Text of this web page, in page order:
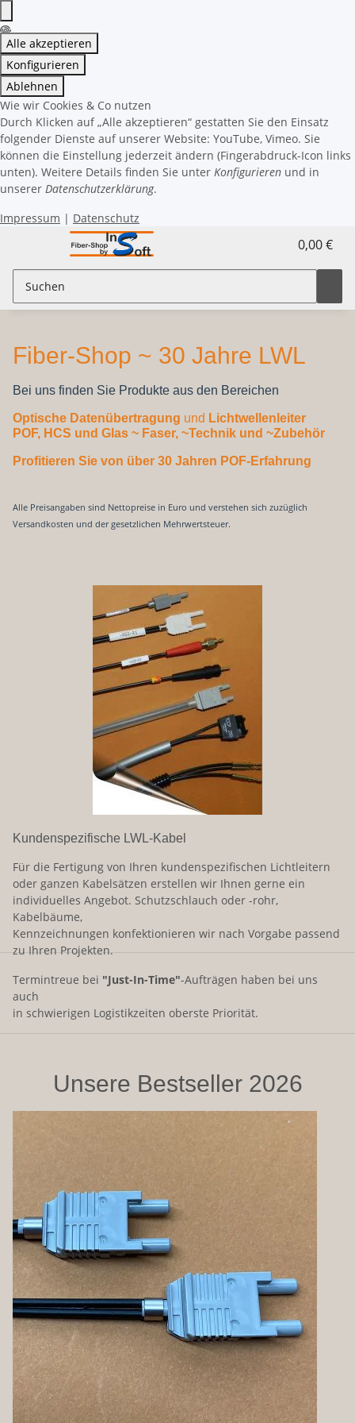
Alle akzeptieren
Konfigurieren
Ablehnen
Wie wir Cookies & Co nutzen
Durch Klicken auf „Alle akzeptieren“ gestatten Sie den Einsatz
folgender Dienste auf unserer Website: YouTube, Vimeo. Sie
können die Einstellung jederzeit ändern (Fingerabdruck-Icon links
unten). Weitere Details finden Sie unter Konfigurieren und in
unserer Datenschutzerklärung.
Impressum | Datenschutz
0,00 €
Fiber-Shop ~ 30 Jahre LWL
Bei uns finden Sie Produkte aus den Bereichen
Optische Datenübertragung und Lichtwellenleiter
POF, HCS und Glas ~ Faser, ~Technik und ~Zubehör
Profitieren Sie von über 30 Jahren POF-Erfahrung
Alle Preisangaben sind Nettopreise in Euro und verstehen sich zuzüglich
Versandkosten und der gesetzlichen Mehrwertsteuer.
Kundenspezifische LWL-Kabel
Für die Fertigung von Ihren kundenspezifischen Lichtleitern
oder ganzen Kabelsätzen erstellen wir Ihnen gerne ein
individuelles Angebot. Schutzschlauch oder -rohr,
Kabelbäume,
Kennzeichnungen konfektionieren wir nach Vorgabe passend
zu Ihren Projekten.
Termintreue bei "Just-In-Time"-Aufträgen haben bei uns
auch
in schwierigen Logistikzeiten oberste Priorität.
Unsere Bestseller 2026